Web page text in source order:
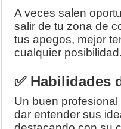
A veces salen
salir de tu zona de
tus apegos, mejor
cualquier posibilidad.
✅ Habilidades
Un buen
dar entender sus